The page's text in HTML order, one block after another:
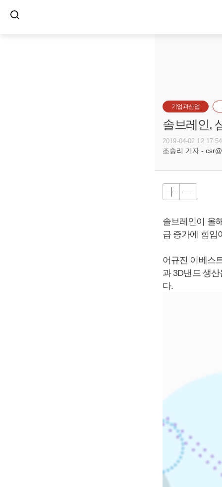
기업과산업
솔브레인,
2019-04-02 12:17:54
조승리 기자 -
솔브레인이 올
급 증가에 힘입
어규진 이베스
과 3D낸드 생
다.